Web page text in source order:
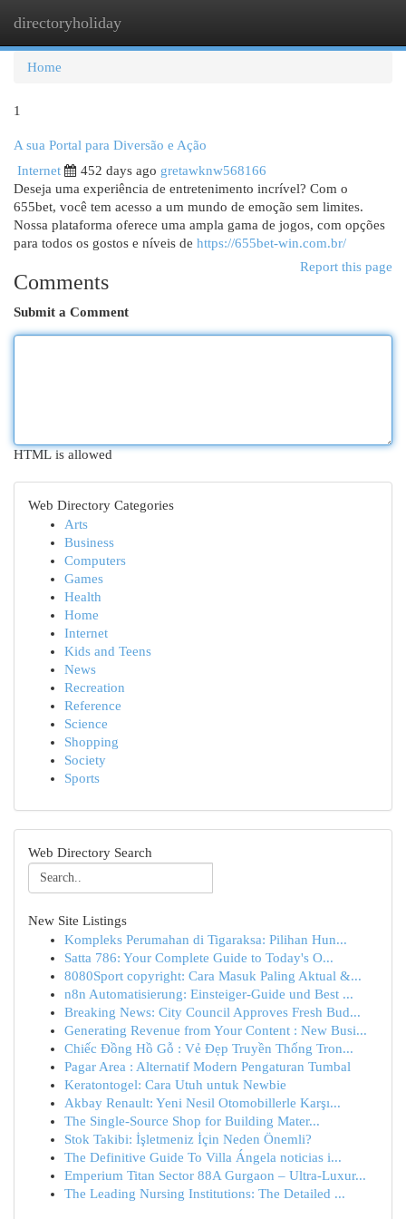
directoryholiday
Home
1
A sua Portal para Diversão e Ação
Internet
452 days ago gretawknw568166
Deseja uma experiência de entretenimento incrível? Com o
655bet, você tem acesso a um mundo de emoção sem limites.
Nossa plataforma oferece uma ampla gama de jogos, com opções
para todos os gostos e níveis de https://655bet-win.com.br/
Report this page
Comments
Submit a Comment
HTML is allowed
Web Directory Categories
Arts
Business
Computers
Games
Health
Home
Internet
Kids and Teens
News
Recreation
Reference
Science
Shopping
Society
Sports
Web Directory Search
New Site Listings
Kompleks Perumahan di Tigaraksa: Pilihan Hun...
Satta 786: Your Complete Guide to Today's O...
8080Sport copyright: Cara Masuk Paling Aktual &...
n8n Automatisierung: Einsteiger-Guide und Best ...
Breaking News: City Council Approves Fresh Bud...
Generating Revenue from Your Content : New Busi...
Chiếc Đồng Hồ Gỗ : Vẻ Đẹp Truyền Thống Tron...
Pagar Area : Alternatif Modern Pengaturan Tumbal
Keratontogel: Cara Utuh untuk Newbie
Akbay Renault: Yeni Nesil Otomobillerle Karşı...
The Single-Source Shop for Building Mater...
Stok Takibi: İşletmeniz İçin Neden Önemli?
The Definitive Guide To Villa Ángela noticias i...
Emperium Titan Sector 88A Gurgaon – Ultra-Luxur...
The Leading Nursing Institutions: The Detailed ...